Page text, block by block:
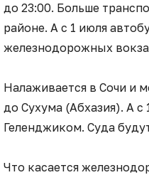
до 23:00. Больше
районе. А с 1 июля
железнодорожных
Налаживается в Сочи и
до Сухума (Абхазия). А с
Геленджиком. Суда
Что касается